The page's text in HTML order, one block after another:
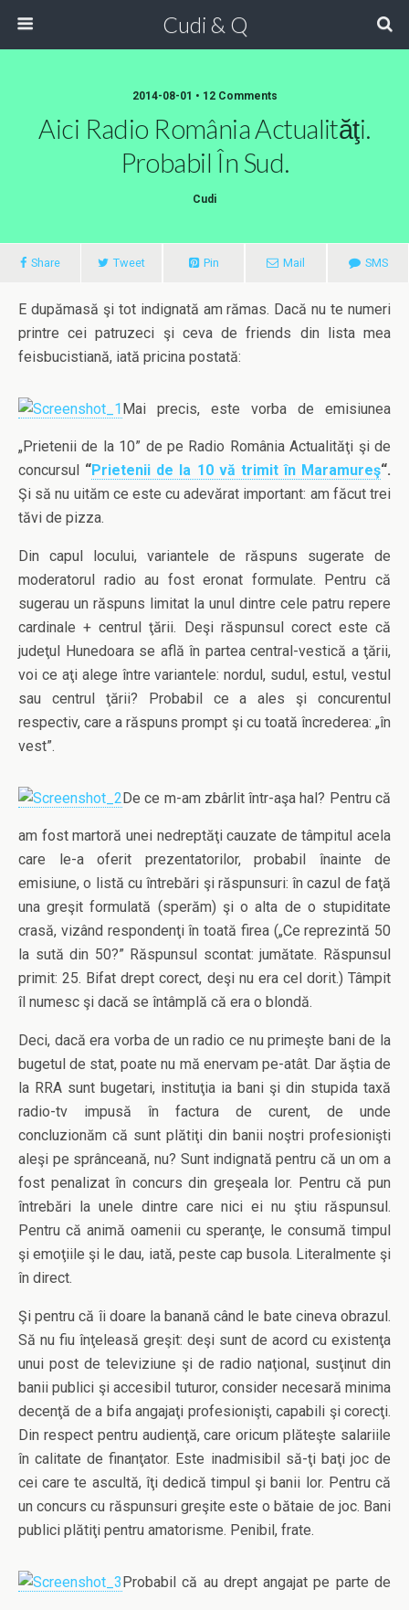
Cudi & Q
2014-08-01 • 12 Comments
Aici Radio România Actualităţi.
Probabil În Sud.
Cudi
Share Tweet Pin Mail SMS
E dupămasă şi tot indignată am rămas. Dacă nu te numeri
printre cei patruzeci şi ceva de friends din lista mea
feisbucistiană, iată pricina postată:
Mai precis, este vorba de emisiunea
„Prietenii de la 10” de pe Radio România Actualităţi şi de
concursul “Prietenii de la 10 vă trimit în Maramureş“.
Şi să nu uităm ce este cu adevărat important: am făcut trei
tăvi de pizza.
Din capul locului, variantele de răspuns sugerate de
moderatorul radio au fost eronat formulate. Pentru că
sugerau un răspuns limitat la unul dintre cele patru repere
cardinale + centrul ţării. Deşi răspunsul corect este că
judeţul Hunedoara se află în partea central-vestică a ţării,
voi ce aţi alege între variantele: nordul, sudul, estul, vestul
sau centrul ţării? Probabil ce a ales şi concurentul
respectiv, care a răspuns prompt şi cu toată încrederea: „în
vest”.
De ce m-am zbârlit într-aşa hal? Pentru că
am fost martoră unei nedreptăţi cauzate de tâmpitul acela
care le-a oferit prezentatorilor, probabil înainte de
emisiune, o listă cu întrebări şi răspunsuri: în cazul de faţă
una greşit formulată (sperăm) şi o alta de o stupiditate
crasă, vizând respondenţi în toată firea („Ce reprezintă 50
la sută din 50?” Răspunsul scontat: jumătate. Răspunsul
primit: 25. Bifat drept corect, deşi nu era cel dorit.) Tâmpit
îl numesc şi dacă se întâmplă că era o blondă.
Deci, dacă era vorba de un radio ce nu primeşte bani de la
bugetul de stat, poate nu mă enervam pe-atât. Dar ăştia de
la RRA sunt bugetari, instituţia ia bani şi din stupida taxă
radio-tv impusă în factura de curent, de unde
concluzionăm că sunt plătiţi din banii noştri profesionişti
aleşi pe sprânceană, nu? Sunt indignată pentru că un om a
fost penalizat în concurs din greşeala lor. Pentru că pun
întrebări la unele dintre care nici ei nu ştiu răspunsul.
Pentru că animă oamenii cu speranţe, le consumă timpul
şi emoţiile şi le dau, iată, peste cap busola. Literalmente şi
în direct.
Şi pentru că îi doare la banană când le bate cineva obrazul.
Să nu fiu înţeleasă greşit: deşi sunt de acord cu existenţa
unui post de televiziune şi de radio naţional, susţinut din
banii publici şi accesibil tuturor, consider necesară minima
decenţă de a bifa angajaţi profesionişti, capabili şi corecţi.
Din respect pentru audienţă, care oricum plăteşte salariile
în calitate de finanţator. Este inadmisibil să-ţi baţi joc de
cei care te ascultă, îţi dedică timpul şi banii lor. Pentru că
un concurs cu răspunsuri greşite este o bătaie de joc. Bani
publici plătiţi pentru amatorisme. Penibil, frate.
Probabil că au drept angajat pe parte de